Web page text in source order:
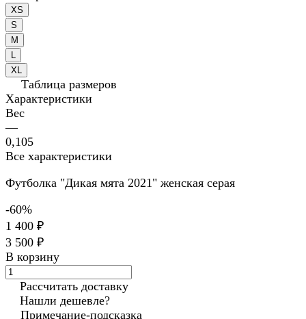
XS
S
M
L
XL
Таблица размеров
Характеристики
Вес
—
0,105
Все характеристики
Футболка "Дикая мята 2021" женская серая
-60%
1 400 ₽
3 500 ₽
В корзину
Рассчитать доставку
Нашли дешевле?
Примечание-подсказка